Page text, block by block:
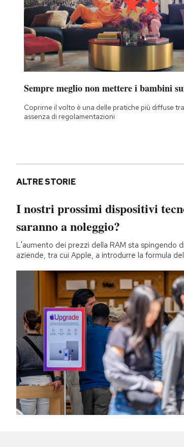
Sempre meglio non mettere i bambini
Coprirne il volto è una delle pratiche più diffuse
assenza di regolamentazioni
ALTRE STORIE
I nostri prossimi dispositivi
saranno a noleggio?
L'aumento dei prezzi della RAM sta spingendo
aziende, tra cui Apple, a introdurre la formula